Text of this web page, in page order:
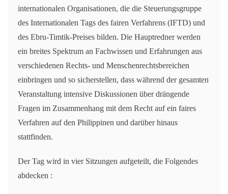
internationalen Organisationen, die die Steuerungsgruppe
des Internationalen Tags des fairen Verfahrens (IFTD) und
des Ebru-Timtik-Preises bilden. Die Hauptredner werden
ein breites Spektrum an Fachwissen und Erfahrungen aus
verschiedenen Rechts- und Menschenrechtsbereichen
einbringen und so sicherstellen, dass während der gesamten
Veranstaltung intensive Diskussionen über drängende
Fragen im Zusammenhang mit dem Recht auf ein faires
Verfahren auf den Philippinen und darüber hinaus
stattfinden.
Der Tag wird in vier Sitzungen aufgeteilt, die Folgendes
abdecken :